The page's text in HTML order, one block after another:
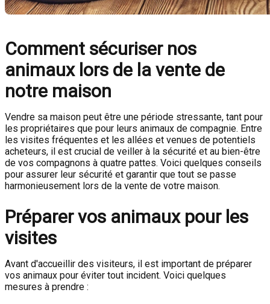
Comment sécuriser nos
animaux lors de la vente de
notre maison
Vendre sa maison peut être une période stressante, tant pour
les propriétaires que pour leurs animaux de compagnie. Entre
les visites fréquentes et les allées et venues de potentiels
acheteurs, il est crucial de veiller à la sécurité et au bien-être
de vos compagnons à quatre pattes. Voici quelques conseils
pour assurer leur sécurité et garantir que tout se passe
harmonieusement lors de la vente de votre maison.
Préparer vos animaux pour les
visites
Avant d'accueillir des visiteurs, il est important de préparer
vos animaux pour éviter tout incident. Voici quelques
mesures à prendre :